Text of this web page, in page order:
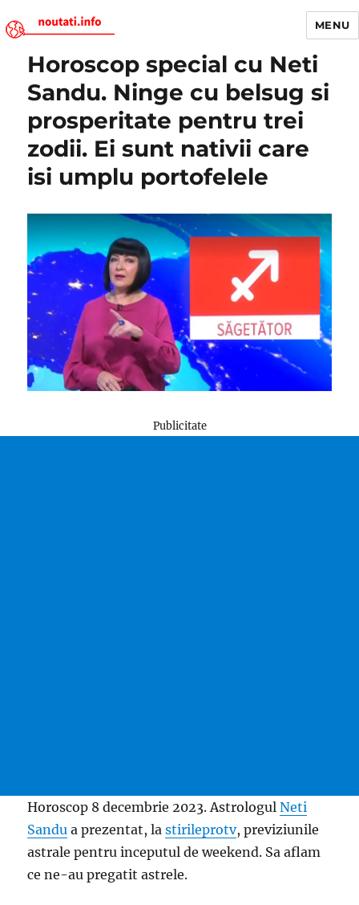
Noutati.Info
MENU
Horoscop special cu Neti
Sandu. Ninge cu belsug si
prosperitate pentru trei
zodii. Ei sunt nativii care
isi umplu portofelele
Publicitate
Horoscop 8 decembrie 2023. AstrologulNeti
Sandu a prezentat, lastirileprotv, previziunile
astrale pentru inceputul de weekend. Sa aflam
ce ne-au pregatit astrele.